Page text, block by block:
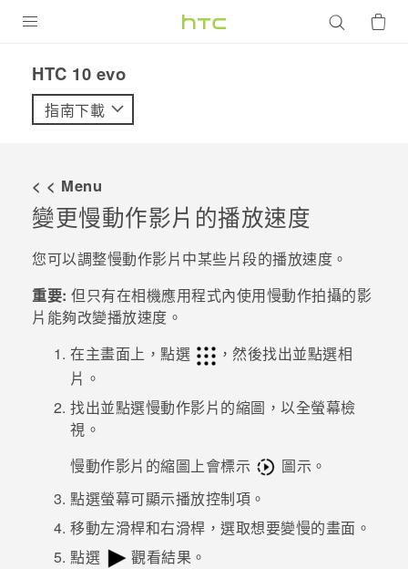
VIVE
配件
優惠專區
焦點訊息
校園專案
企業採購
銷售門市
銷售通路
VIVELAND
HTC 10 evo‎
指南下載
< < Menu
變更慢動作影片的播放速度
您可以調整慢動作影片中某些片段的播放速度。
重要: 但只有在相機應用程式內使用慢動作拍攝的影
片能夠改變播放速度。
在主畫面上，點選
，然後找出並點選相
片 。
找出並點選慢動作影片的縮圖，以全螢幕檢
視。
慢動作影片的縮圖上會標示
圖示。
點選螢幕可顯示播放控制項。
移動左滑桿和右滑桿，選取想要變慢的畫面。
點選
觀看結果。